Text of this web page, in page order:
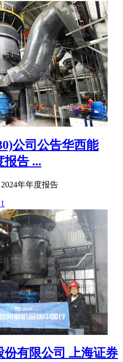
公司公告华西能
报告 ...
年年度报告
份有限公司 上海证券